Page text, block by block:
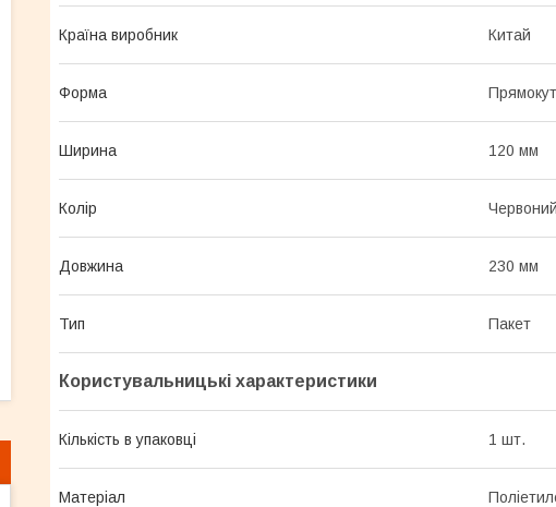
Країна виробник Китай
Форма
Ширина 120 мм
Колір Червоний
Довжина 230 мм
Тип Пакет
Користувальницькі характеристики
Кількість в упаковці 1 шт.
Матеріал